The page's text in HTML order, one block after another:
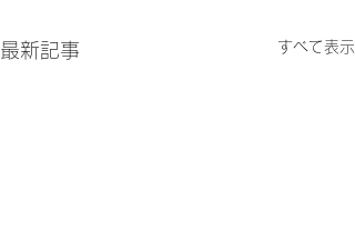
最新記事 すべて表示